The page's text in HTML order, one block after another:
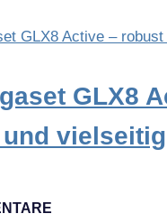
GLX8
vielseitig